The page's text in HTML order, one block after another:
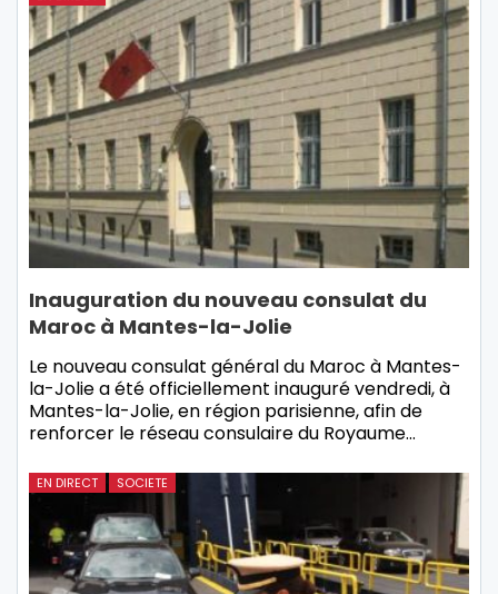
Inauguration du nouveau consulat du
Maroc à Mantes-la-Jolie
Le nouveau consulat général du Maroc à Mantes-
la-Jolie a été officiellement inauguré vendredi, à
Mantes-la-Jolie, en région parisienne, afin de
renforcer le réseau consulaire du Royaume…
EN DIRECT SOCIETE